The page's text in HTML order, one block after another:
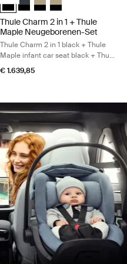
Thule Charm 2 in 1 + Thule
Maple Neugeborenen-Set
Thule Charm 2 in 1 black + Thule
Maple infant car seat black + Thule
Charm car seat adapter
€ 1.639,85